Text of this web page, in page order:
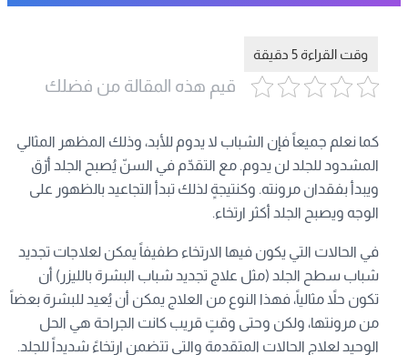
قيم هذه المقالة من فضلك
كما نعلم جميعاً فإن الشباب لا يدوم للأبد، وذلك المظهر المثالي
المشدود للجلد لن يدوم. مع التقدّم في السنّ يُصبح الجلد أرّق
ويبدأ بفقدان مرونته. وكنتيجةٍ لذلك تبدأ التجاعيد بالظهور على
الوجه ويصبح الجلد أكثر ارتخاء.
في الحالات التي يكون فيها الارتخاء طفيفاً يمكن لعلاجات تجديد
شباب سطح الجلد (مثل علاج تجديد شباب البشرة بالليزر) أن
تكون حلاً مثالياً، فهذا النوع من العلاج يمكن أن يُعيد للبشرة بعضاً
من مرونتها، ولكن وحتى وقتٍ قريب كانت الجراحة هي الحل
الوحيد لعلاج الحالات المتقدمة والتي تتضمن ارتخاءً شديداً للجلد.